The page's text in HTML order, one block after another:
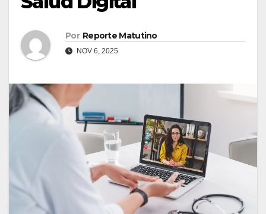
Por Reporte Matutino
NOV 6, 2025